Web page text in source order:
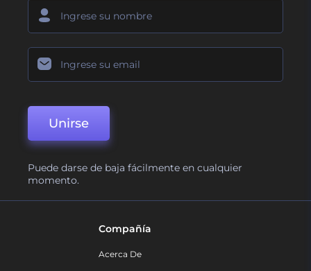
Unirse
Puede darse de baja fácilmente en cualquier
momento.
Compañía
Acerca De